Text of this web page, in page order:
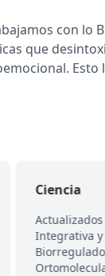
con lo
que
Ciencia
Integrativa